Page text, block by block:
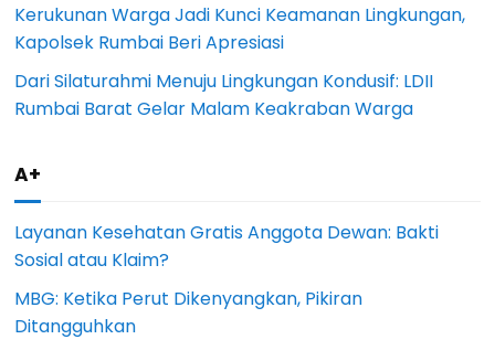
Kerukunan Warga Jadi Kunci Keamanan Lingkungan,
Kapolsek Rumbai Beri Apresiasi
Dari Silaturahmi Menuju Lingkungan Kondusif: LDII
Rumbai Barat Gelar Malam Keakraban Warga
A+
Layanan Kesehatan Gratis Anggota Dewan: Bakti
Sosial atau Klaim?
MBG: Ketika Perut Dikenyangkan, Pikiran
Ditangguhkan